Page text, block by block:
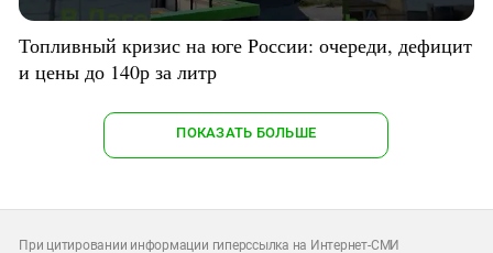
Топливный кризис на юге России: очереди, дефицит
и цены до 140р за литр
ПОКАЗАТЬ БОЛЬШЕ
При цитировании информации гиперссылка на Интернет-СМИ